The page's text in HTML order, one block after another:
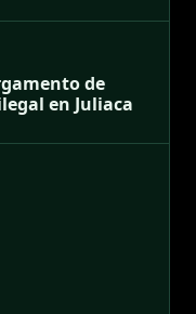
de
en Juliaca